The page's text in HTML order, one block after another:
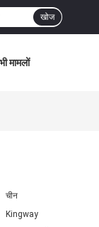
खोज
मामलों
चीन
Kingway